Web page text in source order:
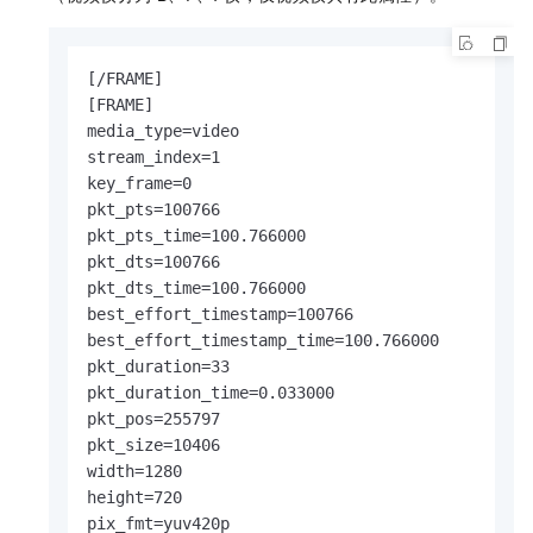
[/FRAME]
[FRAME]
media_type=video
stream_index=1
key_frame=0
pkt_pts=100766
pkt_pts_time=100.766000
pkt_dts=100766
pkt_dts_time=100.766000
best_effort_timestamp=100766
best_effort_timestamp_time=100.766000
pkt_duration=33
pkt_duration_time=0.033000
pkt_pos=255797
pkt_size=10406
width=1280
height=720
pix_fmt=yuv420p